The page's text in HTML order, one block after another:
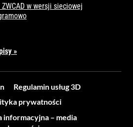
w wersji sieciowej
»
Regulamin usług 3D
prywatności
informacyjna – media